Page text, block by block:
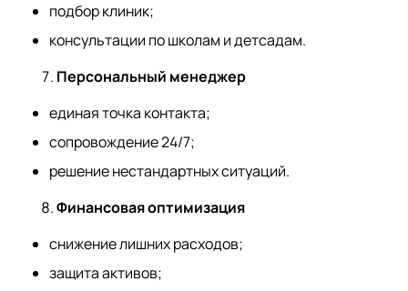
подбор клиник;
консультации по школам и детсадам.
Персональный менеджер
единая точка контакта;
сопровождение 24/7;
решение нестандартных ситуаций.
Финансовая оптимизация
снижение лишних расходов;
защита активов;